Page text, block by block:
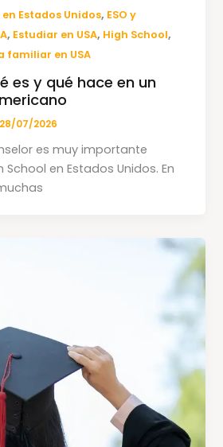
Estados Unidos, ESO y
, Estudiar en USA, High School,
familiar en USA
es y qué hace en un
28/07/2026
es muy importante
en Estados Unidos. En